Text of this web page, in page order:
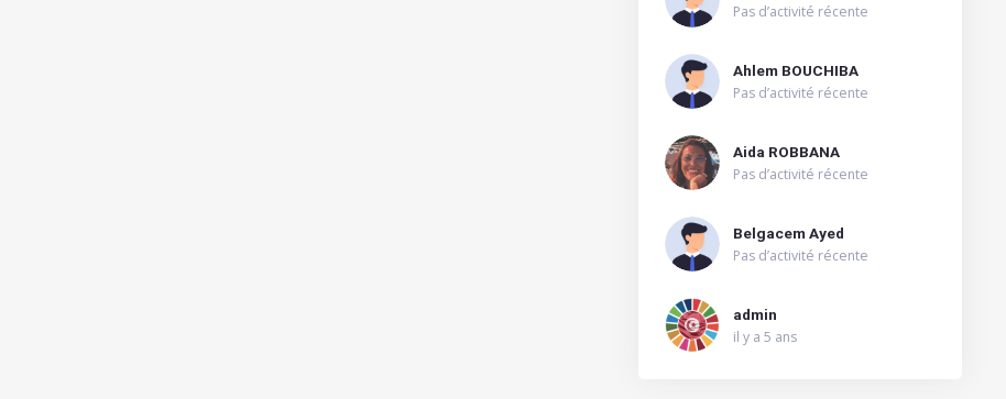
Pas d’activité récente
Ahlem BOUCHIBA
Pas d’activité récente
Aida ROBBANA
Pas d’activité récente
Belgacem Ayed
Pas d’activité récente
admin
il y a 5 ans